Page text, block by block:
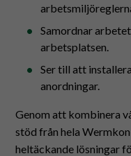
Samordnar
arbetsplatsen.
Ser till att
anordningar.
Genom att kombinera
stöd från hela
heltäckande lösningar